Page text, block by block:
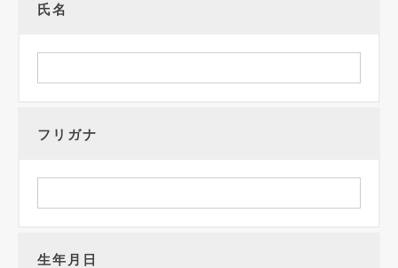
氏名
フリガナ
生年月日